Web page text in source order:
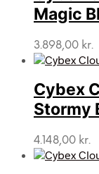
Magic
3.898,00 kr.
Cybex
Stormy
4.148,00 kr.